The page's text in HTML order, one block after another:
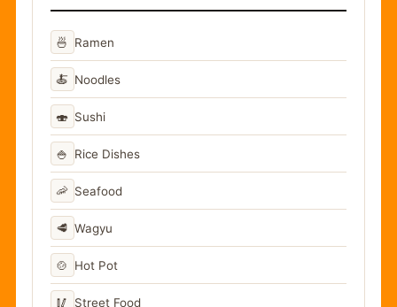
🍜 Ramen
🍝 Noodles
🍣 Sushi
🍚 Rice Dishes
🦐 Seafood
🥩 Wagyu
🍲 Hot Pot
🥢 Street Food